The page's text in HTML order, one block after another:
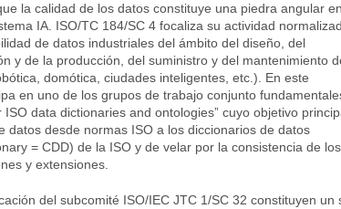
la calidad de los datos constituye una piedra angular
IA. ISO/TC 184/SC 4 focaliza su actividad
de datos industriales del ámbito del diseño, del
y de la producción, del suministro y del mantenimiento
domótica, ciudades inteligentes, etc.). En este
en uno de los grupos de trabajo conjunto
ISO data dictionaries and ontologies” cuyo objetivo
datos desde normas ISO a los diccionarios de datos
= CDD) de la ISO y de velar por la consistencia de los
y extensiones.
del subcomité ISO/IEC JTC 1/SC 32 constituyen